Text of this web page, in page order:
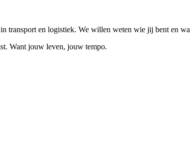
transport en logistiek. We willen weten wie jij bent en
Want jouw leven, jouw tempo.